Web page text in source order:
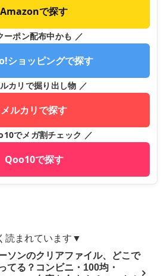
Amazonで探す
ーポン配布中かも ／
ショッピングで探す
カリで掘り出し物 ／
メルカリで探す
でメガ割チェック ／
Qoo10で探す
読まれています▼
ソンのクリアファイル、どこで
てる？コンビニ・100均・